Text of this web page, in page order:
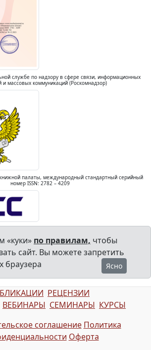
службе по надзору в сфере связи, информационных
и массовых коммуникаций (Роскомнадзор)
книжной палаты, международный стандартный серийный
номер ISSN: 2782 – 4209
«куки» по правилам, чтобы
сайт. Вы можете запретить
браузера
Ясно
РЕЦЕНЗИИ
ВЕБИНАРЫ СЕМИНАРЫ КУРСЫ
соглашение Политика
Оферта